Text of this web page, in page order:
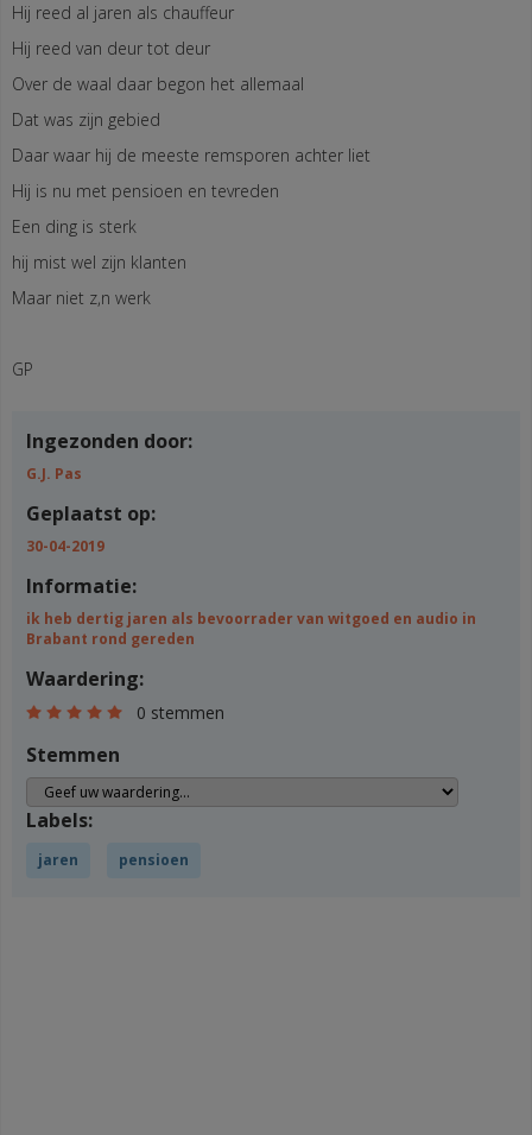
Hij reed al jaren als chauffeur
Hij reed van deur tot deur
Over de waal daar begon het allemaal
Dat was zijn gebied
Daar waar hij de meeste remsporen achter liet
Hij is nu met pensioen en tevreden
Een ding is sterk
hij mist wel zijn klanten
Maar niet z,n werk
GP
Ingezonden door:
G.J. Pas
Geplaatst op:
30-04-2019
Informatie:
ik heb dertig jaren als bevoorrader van witgoed en audio in
Brabant rond gereden
Waardering:
0 stemmen
Stemmen
Labels:
jaren pensioen